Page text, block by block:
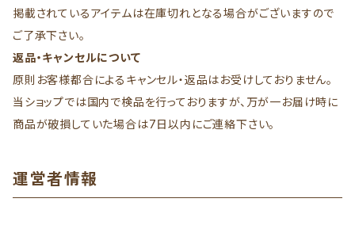
掲載されているアイテムは在庫切れとなる場合がございますので
ご了承下さい。
返品・キャンセルについて
原則お客様都合によるキャンセル・返品はお受けしておりません。
当ショップでは国内で検品を行っておりますが、万が一お届け時に
商品が破損していた場合は7日以内にご連絡下さい。
運営者情報